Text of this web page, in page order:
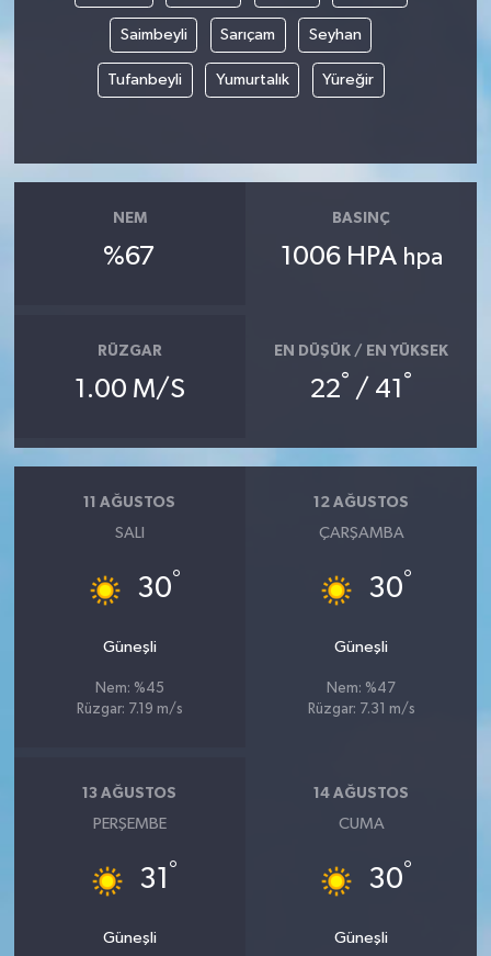
Saimbeyli Sarıçam Seyhan
Tufanbeyli Yumurtalık Yüreğir
NEM
%67
BASINÇ
1006 HPA hpa
RÜZGAR
1.00 M/S
EN DÜŞÜK / EN YÜKSEK
22° / 41 °
11 AĞUSTOS
SALI
30°
Güneşli
Nem: %45
Rüzgar: 7.19 m/s
12 AĞUSTOS
ÇARŞAMBA
30°
Güneşli
Nem: %47
Rüzgar: 7.31 m/s
13 AĞUSTOS
PERŞEMBE
31 °
Güneşli
14 AĞUSTOS
CUMA
30°
Güneşli